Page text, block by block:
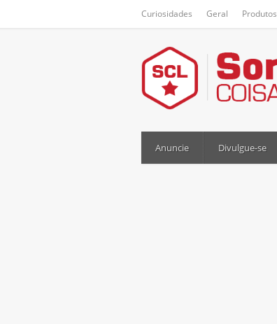
Curiosidades Geral Produtos
Anuncie Divulgue-se